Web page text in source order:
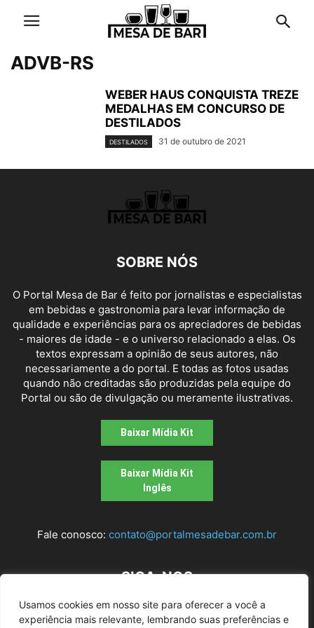
Usamos cookies em nosso site para oferecer a você a
experiência mais relevante, lembrando suas preferências e
ADVB-RS
WEBER HAUS CONQUISTA TREZE
MEDALHAS EM CONCURSO DE
DESTILADOS
DESTILADOS 31 de outubro de 2021
SOBRE NÓS
O Portal Mesa de Bar é feito por jornalistas e especialistas
em bebidas e gastronomia para levar informação de
qualidade e experiências para os apreciadores de bebidas
- maiores de idade - e o universo relacionado a elas. Os
textos expressam a opinião de seus autores, não
necessariamente a do portal. E todas as fotos usadas
quando não creditadas são produzidas pela equipe do
Portal ou são de divulgação ou meramente ilustrativas.
Baixar Mídia Kit
Baixar Mídia Kit
Inglês
Fale conosco: contato@portalmesadebar.com.br
SIGA-NOS